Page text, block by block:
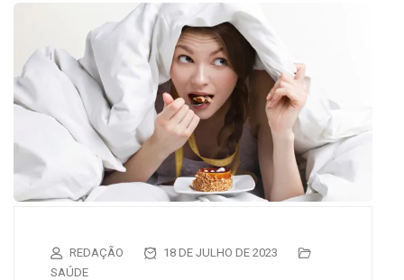
REDAÇÃO
18 DE JULHO DE 2023
SAÚDE